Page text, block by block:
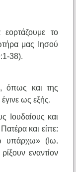
το
μας Ιησού
38).
όπως και της
ως εξής.
Ιουδαίους και
και είπε:
υπάρχω» (Ιω.
εναντίον